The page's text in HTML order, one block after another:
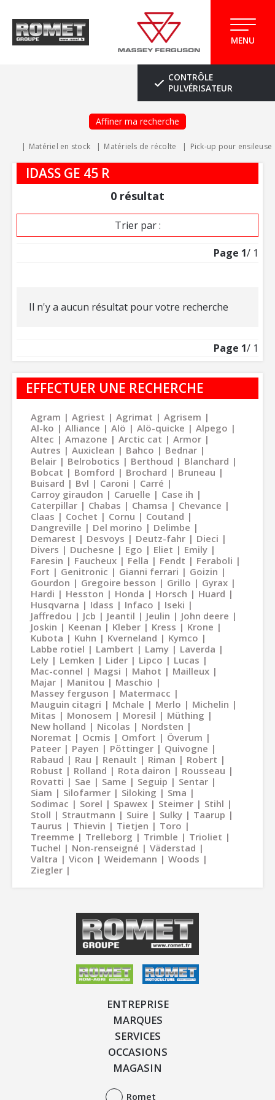
MENU
CONTRÔLE
PULVÉRISATEUR
Affiner ma recherche
Matériel en stock Matériels de récolte Pick-up pour ensileuse
IDASS GE 45 R
0 résultat
Trier par :
Page 1/ 1
Il n'y a aucun résultat pour votre recherche
Page 1/ 1
EFFECTUER UNE RECHERCHE
Agram Agriest Agrimat
Agrisem
Al-ko
Alliance Alö Alö-quicke
Alpego
Altec
Amazone Arctic cat
Armor
Autres
Auxiclean Bahco
Bednar
Belair
Belrobotics Berthoud
Blanchard
Bobcat
Bomford Brochard
Bruneau
Buisard
Bvl Caroni
Carré
Carroy giraudon
Caruelle
Case ih
Caterpillar
Chabas Chamsa
Chevance
Claas
Cochet Cornu
Coutand
Dangreville
Del morino
Delimbe
Demarest
Desvoys Deutz-fahr
Dieci
Divers
Duchesne Ego Eliet
Emily
Faresin
Faucheux Fella Fendt
Feraboli
Fort
Genitronic Gianni ferrari
Goizin
Gourdon
Gregoire besson Grillo
Gyrax
Hardi
Hesston Honda Horsch
Huard
Husqvarna
Idass Infaco
Iseki
Jaffredou
Jcb Jeantil Jeulin
John deere
Joskin
Keenan Kleber Kress
Krone
Kubota
Kuhn Kverneland
Kymco
Labbe rotiel
Lambert Lamy
Laverda
Lely
Lemken Lider Lipco
Lucas
Mac-connel
Magsi Mahot
Mailleux
Majar
Manitou
Maschio
Massey ferguson
Matermacc
Mauguin citagri
Mchale Merlo
Michelin
Mitas
Monosem Moresil
Müthing
New holland
Nicolas
Nordsten
Noremat
Ocmis Omfort
Överum
Pateer
Payen Pöttinger
Quivogne
Rabaud
Rau Renault Riman
Robert
Robust
Rolland Rota dairon
Rousseau
Rovatti
Sae Same Seguip
Sentar
Siam
Silofarmer Siloking
Sma
Sodimac
Sorel Spawex Steimer
Stihl
Stoll
Strautmann Suire Sulky
Taarup
Taurus
Thievin Tietjen
Toro
Treemme
Trelleborg Trimble
Trioliet
Tuchel
Non-renseigné
Väderstad
Valtra
Vicon Weidemann
Woods
Ziegler
ENTREPRISE
MARQUES
SERVICES
OCCASIONS
MAGASIN
Romet